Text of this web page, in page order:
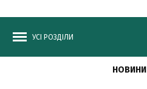
УСІ РОЗДІЛИ
НОВИНИ